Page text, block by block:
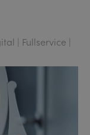
| Fullservice |